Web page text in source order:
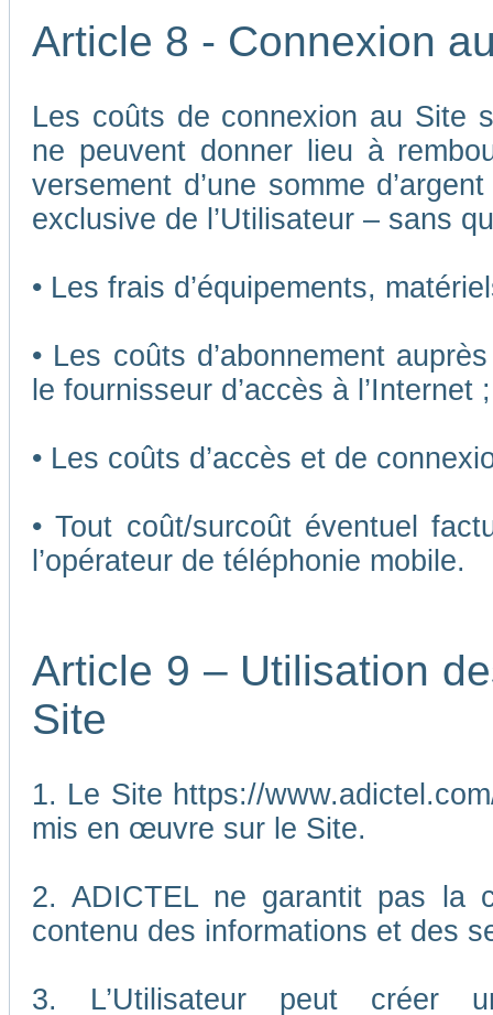
Article 8 - Connexion
Les coûts de connexion au Site
ne peuvent donner lieu à
versement d’une somme
exclusive de l’Utilisateur – sans
• Les frais d’équipements,
• Les coûts d’abonnement
le fournisseur d’accès à l’Internet ;
• Les coûts d’accès et de
• Tout coût/surcoût éventuel
l’opérateur de téléphonie mobile.
Article 9 – Utilisation
Site
1. Le Site https://
mis en œuvre sur le Site.
2. ADICTEL ne garantit pas la
contenu des informations et des
3. L’Utilisateur peut créer